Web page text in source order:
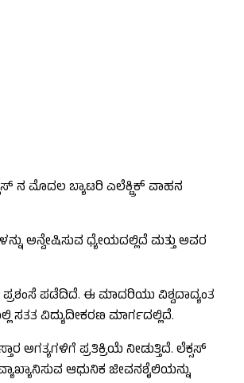
ನ ಮೊದಲ ಬ್ಯಾಟರಿ ಎಲೆಕ್ಟ್ರಿಕ್ ವಾಹನ
ಅನ್ವೇಷಿಸುವ ಧ್ಯೇಯದಲ್ಲಿದೆ ಮತ್ತು ಅವರ
ಪಡೆದಿದೆ. ಈ ಮಾದರಿಯು ವಿಶ್ವದಾದ್ಯಂತ
ಸತತ ವಿದ್ಯುದೀಕರಣ ಮಾರ್ಗದಲ್ಲಿದೆ.
ಅಗತ್ಯಗಳಿಗೆ ಪ್ರತಿಕ್ರಿಯೆ ನೀಡುತ್ತಿದೆ. ಲೆಕ್ಸಸ್
ಆಧುನಿಕ ಜೀವನಶೈಲಿಯನ್ನು